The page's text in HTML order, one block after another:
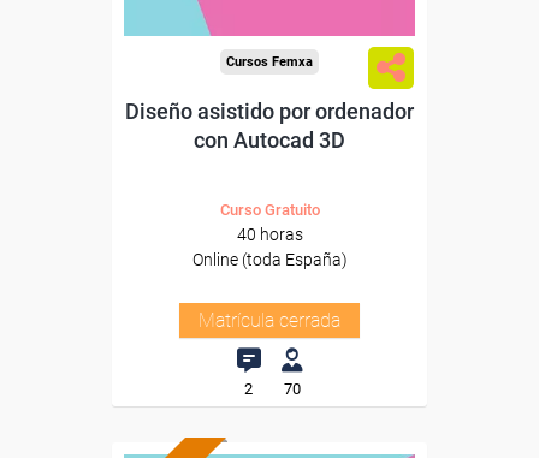
Cursos Femxa
Diseño asistido por ordenador
con Autocad 3D
Curso Gratuito
40 horas
Online (toda España)
Matrícula cerrada
2 70